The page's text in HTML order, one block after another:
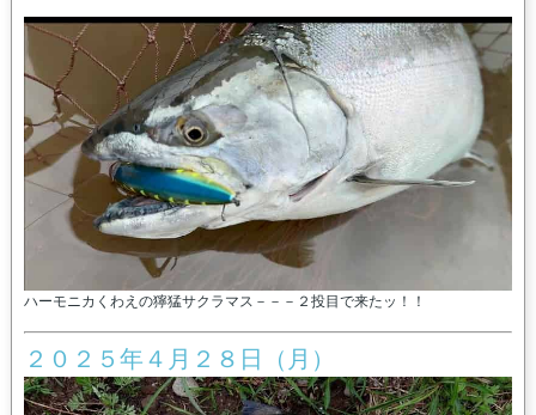
ハーモニカくわえの獰猛サクラマス－－－２投目で来たッ！！
２０２５年４月２８日（月）